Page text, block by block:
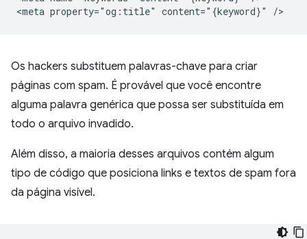
Os hackers substituem palavras-chave para criar
páginas com spam. É provável que você encontre
alguma palavra genérica que possa ser substituída em
todo o arquivo invadido.
Além disso, a maioria desses arquivos contém algum
tipo de código que posiciona links e textos de spam fora
da página visível.